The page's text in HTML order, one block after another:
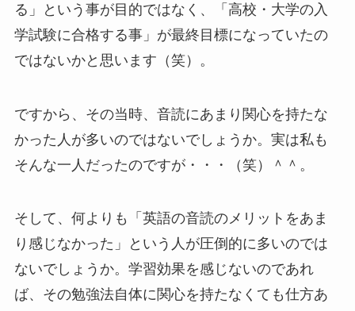
る」という事が目的ではなく、「高校・大学の入
学試験に合格する事」が最終目標になっていたの
ではないかと思います（笑）。
ですから、その当時、音読にあまり関心を持たな
かった人が多いのではないでしょうか。実は私も
そんな一人だったのですが・・・（笑）＾＾。
そして、何よりも「英語の音読のメリットをあま
り感じなかった」という人が圧倒的に多いのでは
ないでしょうか。学習効果を感じないのであれ
ば、その勉強法自体に関心を持たなくても仕方あ